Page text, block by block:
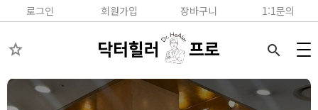
로그인 회원가입 장바구니 1:1문의
search
star